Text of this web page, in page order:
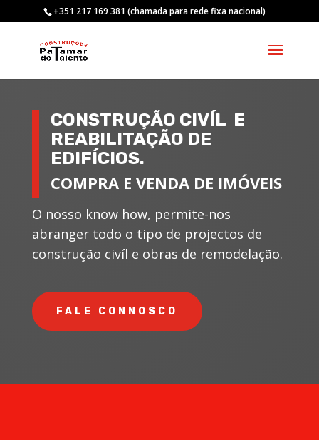
+351 217 169 381 (chamada para rede fixa nacional)
CONSTRUÇÃO CIVÍL E
REABILITAÇÃO DE
EDIFÍCIOS.
COMPRA E VENDA DE IMÓVEIS
O nosso know how, permite-nos
abranger todo o tipo de projectos de
construção civíl e obras de remodelação.
FALE CONNOSCO